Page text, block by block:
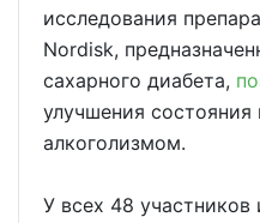
исследования
Nordisk,
сахарного диабета,
улучшения состояния
алкоголизмом.
У всех 48